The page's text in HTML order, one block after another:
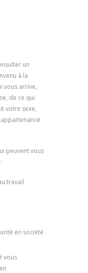
un
à la
vous arrive,
de ce qui
votre sexe,
peuvent vous
travail
en société
vous